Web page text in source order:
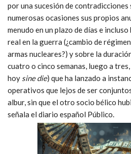
por una sucesión de
numerosas ocasiones sus propios
menudo en un plazo de días e
real en la guerra (¿cambio de
armas nucleares?) y sobre la
cuatro o cinco semanas, luego a
hoy sine die) que ha lanzado a
operativos que lejos de ser
albur, sin que el otro socio bélico
señala el diario español Público.